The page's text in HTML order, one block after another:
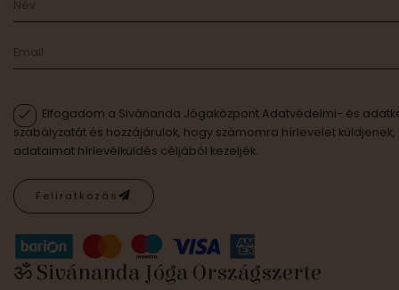
Elfogadom a Sivánanda Jógaközpont Adatvédelmi- és
szabályzatát és hozzájárulok, hogy számomra hírlevelet küldjenek,
adataimat hírlevélküldés céljából kezeljék.
Feliratkozás
ॐ Sivánanda Jóga Országszerte